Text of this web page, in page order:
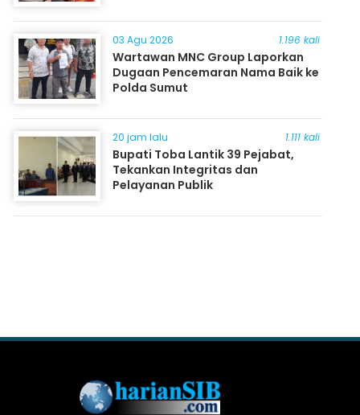
03 Agu 2026 1.196 kali
Wartawan MNC Group Laporkan
Dugaan Pencemaran Nama Baik ke
Polda Sumut
20 jam lalu 1.111 kali
Bupati Toba Lantik 39 Pejabat,
Tekankan Integritas dan
Pelayanan Publik